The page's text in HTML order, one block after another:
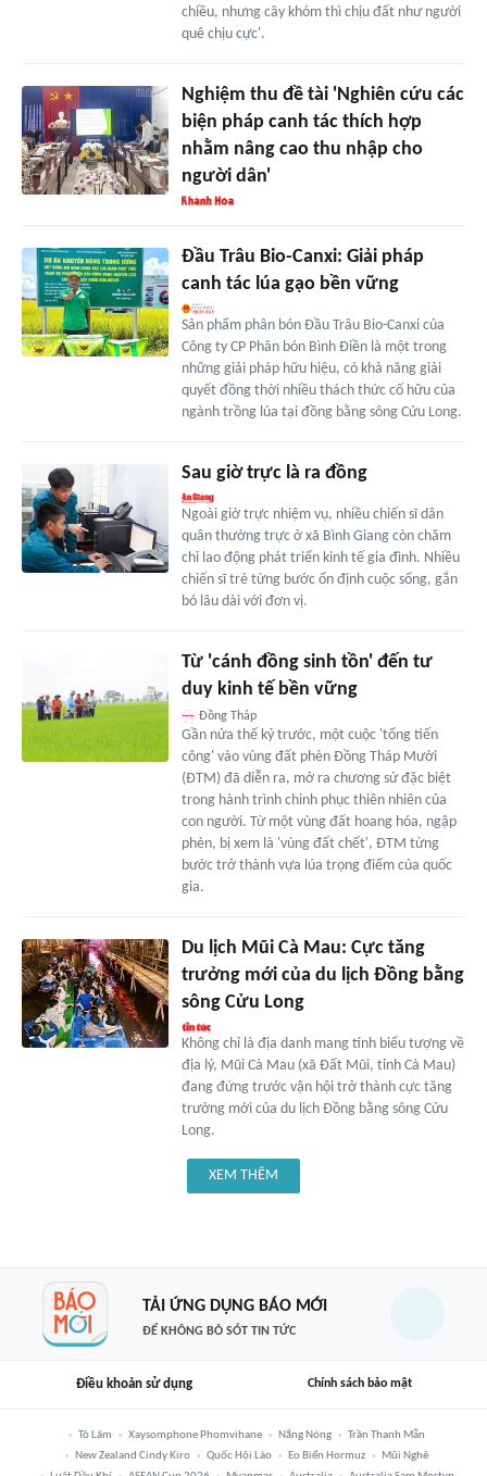
chiều, nhưng cây khóm thì chịu đất như người
quê chịu cực'.
Nghiệm thu đề tài 'Nghiên cứu các
biện pháp canh tác thích hợp
nhằm nâng cao thu nhập cho
người dân'
Đầu Trâu Bio-Canxi: Giải pháp
canh tác lúa gạo bền vững
Sản phẩm phân bón Đầu Trâu Bio-Canxi của
Công ty CP Phân bón Bình Điền là một trong
những giải pháp hữu hiệu, có khả năng giải
quyết đồng thời nhiều thách thức cố hữu của
ngành trồng lúa tại đồng bằng sông Cửu Long.
Sau giờ trực là ra đồng
Ngoài giờ trực nhiệm vụ, nhiều chiến sĩ dân
quân thường trực ở xã Bình Giang còn chăm
chỉ lao động phát triển kinh tế gia đình. Nhiều
chiến sĩ trẻ từng bước ổn định cuộc sống, gắn
bó lâu dài với đơn vị.
Từ 'cánh đồng sinh tồn' đến tư
duy kinh tế bền vững
Đồng Tháp
Gần nửa thế kỷ trước, một cuộc 'tổng tiến
công' vào vùng đất phèn Đồng Tháp Mười
(ĐTM) đã diễn ra, mở ra chương sử đặc biệt
trong hành trình chinh phục thiên nhiên của
con người. Từ một vùng đất hoang hóa, ngập
phèn, bị xem là 'vùng đất chết', ĐTM từng
bước trở thành vựa lúa trọng điểm của quốc
gia.
Du lịch Mũi Cà Mau: Cực tăng
trưởng mới của du lịch Đồng bằng
sông Cửu Long
Không chỉ là địa danh mang tính biểu tượng về
địa lý, Mũi Cà Mau (xã Đất Mũi, tỉnh Cà Mau)
đang đứng trước vận hội trở thành cực tăng
trưởng mới của du lịch Đồng bằng sông Cửu
Long.
XEM THÊM
TẢI ỨNG DỤNG BÁO MỚI
ĐỂ KHÔNG BỎ SÓT TIN TỨC
Điều khoản sử dụng Chính sách bảo mật
Tô Lâm Xaysomphone Phomvihane Nắng Nóng
Trần Thanh Mẫn
New Zealand Cindy Kiro
Quốc Hội Lào Eo Biển Hormuz
Mũi Nghê